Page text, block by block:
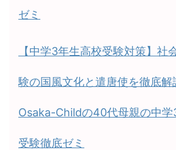
ゼミ
【中学3年生高校受験対策】社
験の国風文化と遣唐使を徹底解
Osaka-Childの40代母親の中学
受験徹底ゼミ